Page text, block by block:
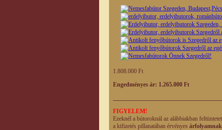
1.808.000 Ft
Engedményes ár: 1.265.000 Ft
FIGYELEM!
Ezeknél a bútoroknál az alábbiakban
a kifizetés pillanatában érvényes